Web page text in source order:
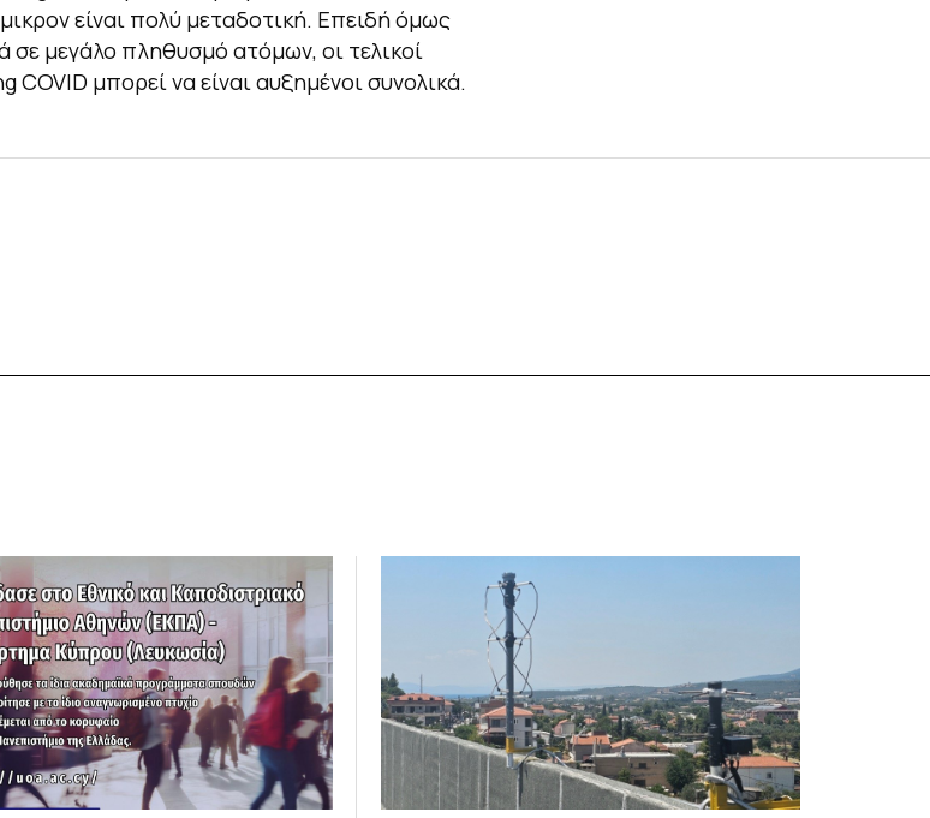
είναι πολύ μεταδοτική. Επειδή όμως
μεγάλο πληθυσμό ατόμων, οι τελικοί
μπορεί να είναι αυξημένοι συνολικά.